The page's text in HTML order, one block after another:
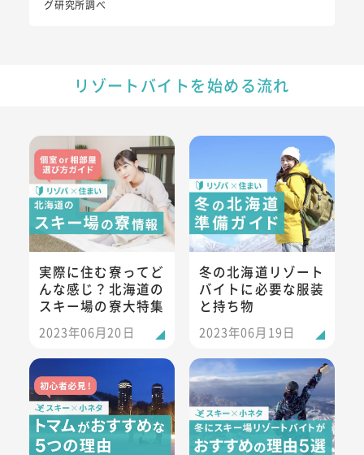
グ研究所調べ
リゾートバイトを始める流れ
実際に住む寮ってどんな感じ？北海道のスキー場の寮大特集
実際に住む寮ってど
んな感じ？北海道の
スキー場の寮大特集
2023年06月20日
冬の北海道リゾートバイトに必
冬の北海道リゾート
バイトに必要な服装
と持ち物
2023年06月19日
スキー場で働きたいリゾートバイト初心者にトマムがオスス
冬に「スキーリゾートバイト」